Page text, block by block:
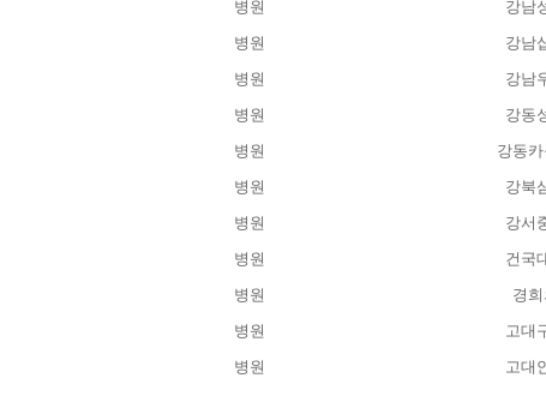
병원
강남
병원
강남
병원
강남
병원
강동
병원
강동
병원
강북
병원
강서
병원
건국
병원
경
병원
고대
병원
고대